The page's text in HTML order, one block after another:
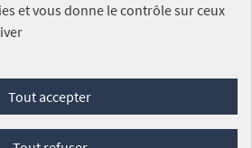
NATIONALE
aux questions
(CGU)
légales
Cookies
et vous donne le contrôle sur ceux
Tout accepter